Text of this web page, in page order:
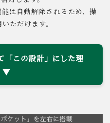
は自動解除されるため、操
ただけます。
「この設計」にした理